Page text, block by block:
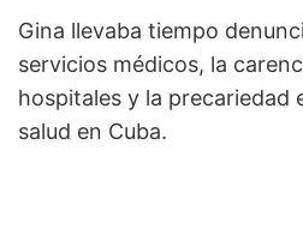
Gina llevaba tiempo
servicios médicos, la
hospitales y la precariedad
salud en Cuba.